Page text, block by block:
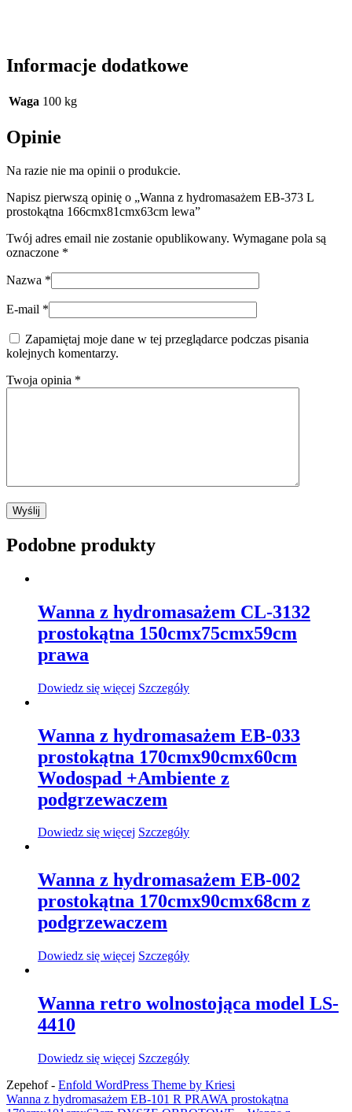
Informacje dodatkowe
Waga 100 kg
Opinie
Na razie nie ma opinii o produkcie.
Napisz pierwszą opinię o „Wanna z hydromasażem EB-373 L
prostokątna 166cmx81cmx63cm lewa”
Twój adres email nie zostanie opublikowany. Wymagane pola są
oznaczone *
Nazwa *
E-mail *
Zapamiętaj moje dane w tej przeglądarce podczas pisania
kolejnych komentarzy.
Twoja opinia *
Podobne produkty
Wanna z hydromasażem CL-3132
prostokątna 150cmx75cmx59cm
prawa
Dowiedz się więcej Szczegóły
Wanna z hydromasażem EB-033
prostokątna 170cmx90cmx60cm
Wodospad +Ambiente z
podgrzewaczem
Dowiedz się więcej Szczegóły
Wanna z hydromasażem EB-002
prostokątna 170cmx90cmx68cm z
podgrzewaczem
Dowiedz się więcej Szczegóły
Wanna retro wolnostojąca model LS-
4410
Dowiedz się więcej Szczegóły
Zepehof - Enfold WordPress Theme by Kriesi
Wanna z hydromasażem EB-101 R PRAWA prostokątna